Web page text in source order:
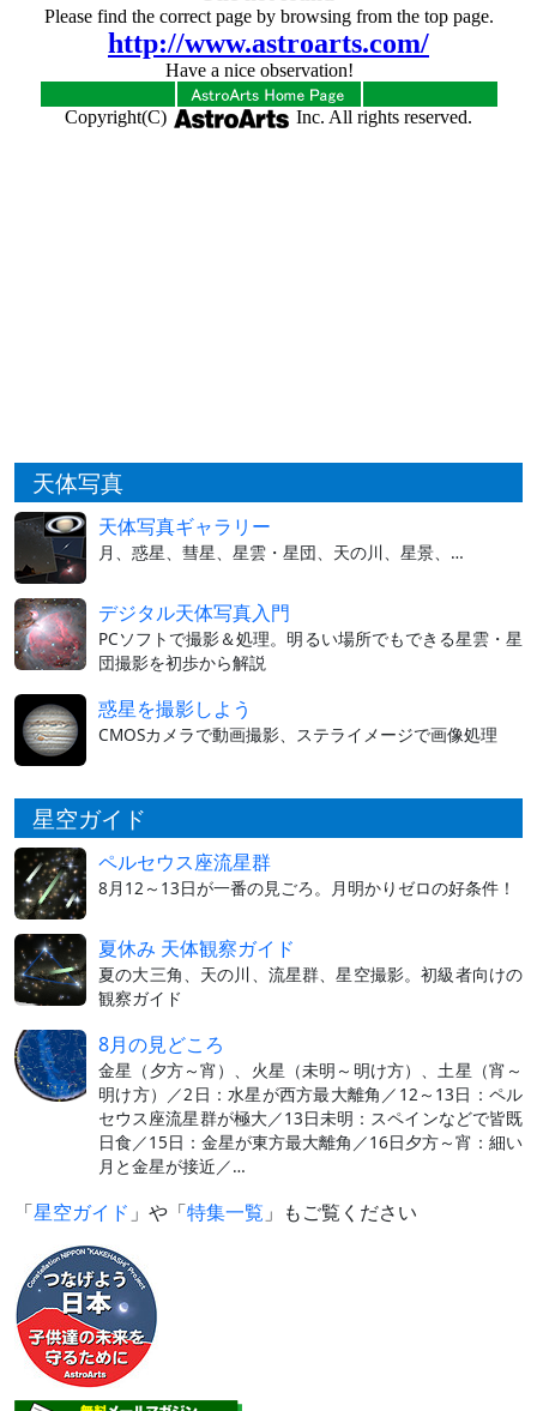
天体写真
天体写真ギャラリー
月、惑星、彗星、星雲・星団、天の川、星景、…
デジタル天体写真入門
PCソフトで撮影＆処理。明るい場所でもできる星雲・星
団撮影を初歩から解説
惑星を撮影しよう
CMOSカメラで動画撮影、ステライメージで画像処理
星空ガイド
ペルセウス座流星群
8月12～13日が一番の見ごろ。月明かりゼロの好条件！
夏休み 天体観察ガイド
夏の大三角、天の川、流星群、星空撮影。初級者向けの
観察ガイド
8月の見どころ
金星（夕方～宵）、火星（未明～明け方）、土星（宵～
明け方）／2日：水星が西方最大離角／12～13日：ペル
セウス座流星群が極大／13日未明：スペインなどで皆既
日食／15日：金星が東方最大離角／16日夕方～宵：細い
月と金星が接近／…
「星空ガイド 」や「特集一覧 」もご覧ください